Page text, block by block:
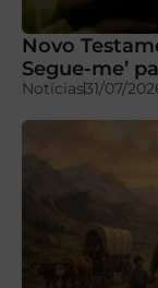
Novo
Segue-me’
Notícias31/07/